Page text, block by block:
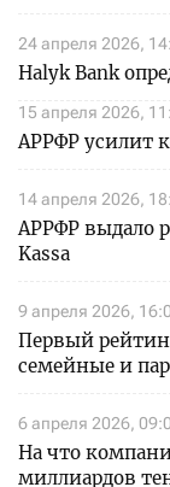
24 апреля 2026,
Halyk Bank
15 апреля 2026,
АРРФР усилит
14 апреля 2026,
АРРФР выдало
Kassa
9 апреля 2026,
Первый
семейные и
6 апреля 2026,
На что
миллиардов